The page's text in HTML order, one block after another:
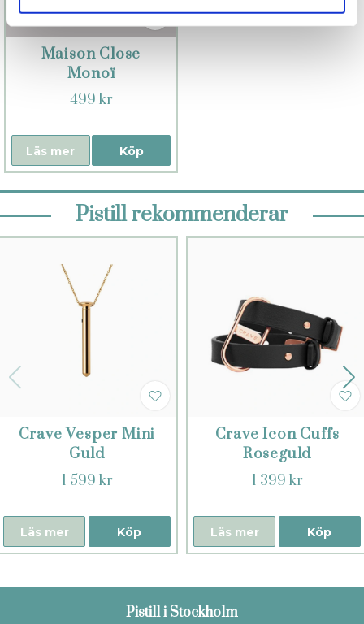
Maison Close
Monoï
499 kr
Köp
Läs mer
Pistill rekommenderar
Crave Vesper Mini
Guld
1 599 kr
Köp
Läs mer
Crave Icon Cuffs
Roseguld
1 399 kr
Köp
Läs mer
Pistill i Stockholm